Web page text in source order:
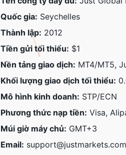
Quốc gia: Seychelles
Thành lập: 2012
Tiền gửi tối thiểu: $1
Nền tảng giao dịch: MT4/MT5,
Khối lượng giao dịch tối thiểu:
Mô hình kinh doanh: STP/ECN
Phương thức nạp tiền: Visa,
Múi giờ máy chủ: GMT+3
Email: support@justmarkets.com